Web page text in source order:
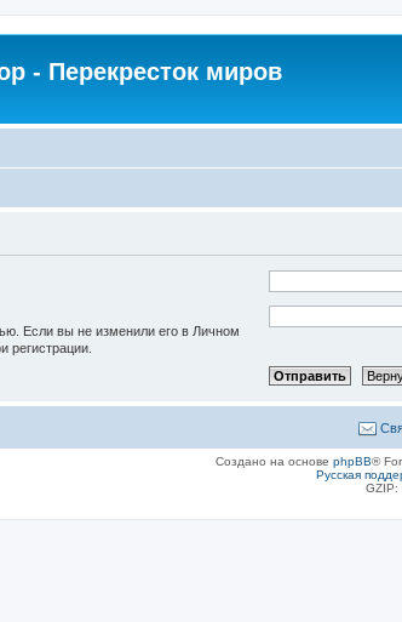
- Перекресток миров
Если вы не изменили его в Личном
регистрации.
Создано на основе phpBB®
Русская
GZIP: